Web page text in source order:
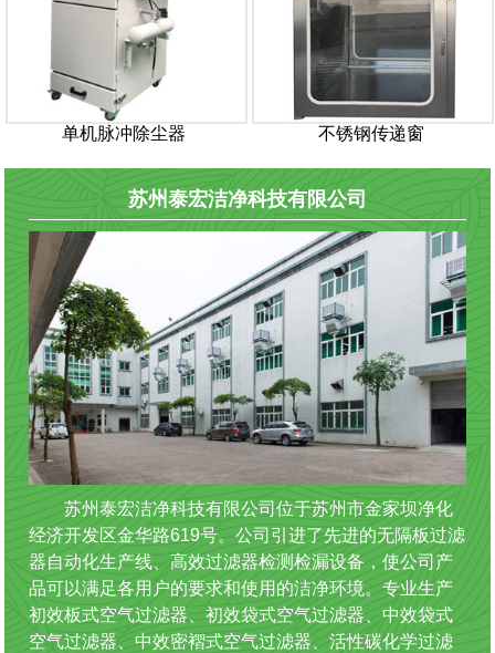
单机脉冲除尘器 不锈钢传递窗
苏州泰宏洁净科技有限公司
苏州泰宏洁净科技有限公司位于苏州市金家坝净化
经济开发区金华路619号。公司引进了先进的无隔板过滤
器自动化生产线、高效过滤器检测检漏设备，使公司产
品可以满足各用户的要求和使用的洁净环境。专业生产
初效板式空气过滤器、初效袋式空气过滤器、中效袋式
空气过滤器、中效密褶式空气过滤器、活性碳化学过滤